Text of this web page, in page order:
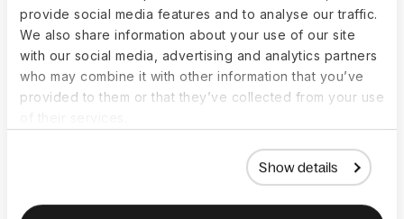
provide social media features and to analyse our traffic.
We also share information about your use of our site
with our social media, advertising and analytics partners
who may combine it with other information that you’ve
provided to them or that they’ve collected from your use
Show details
internacionais
150+
países
40.000+